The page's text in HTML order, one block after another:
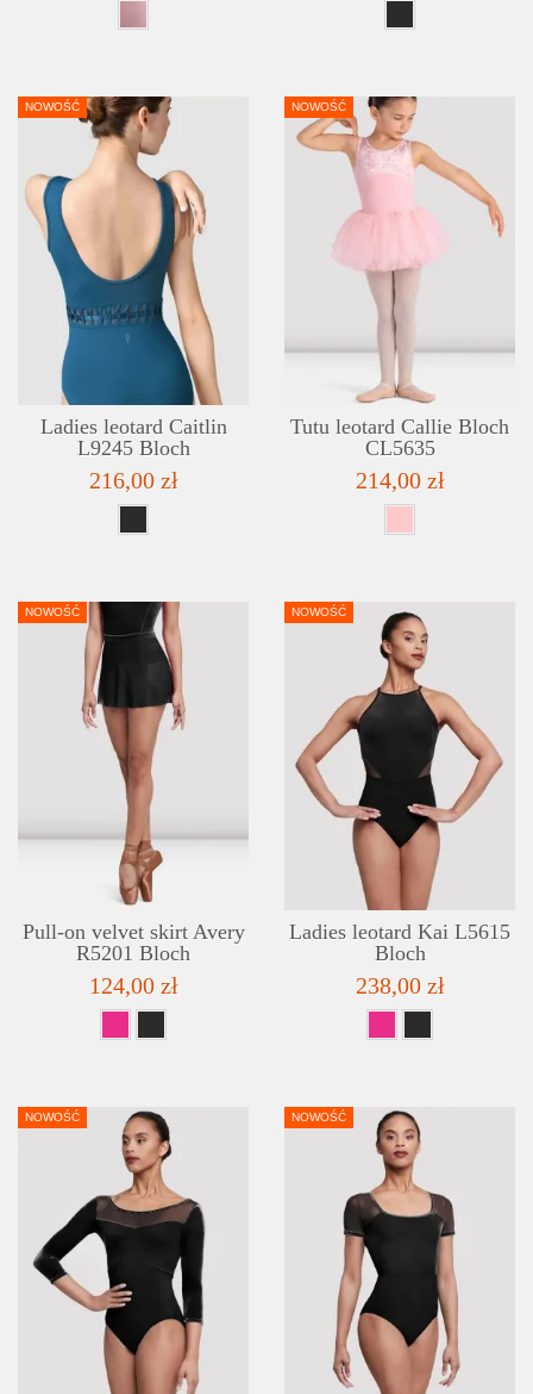
NOWOŚĆ
ADD TO WISHLIST
DETAILS
Ladies leotard Caitlin
L9245 Bloch
216,00 zł
NOWOŚĆ
Tutu leotard Callie Bloch
CL5635
214,00 zł
NOWOŚĆ
ADD TO WISHLIST
DETAILS
Pull-on velvet skirt Avery
R5201 Bloch
124,00 zł
NOWOŚĆ
Ladies leotard Kai L5615
Bloch
238,00 zł
NOWOŚĆ
ADD TO WISHLIST
DETAILS
NOWOŚĆ